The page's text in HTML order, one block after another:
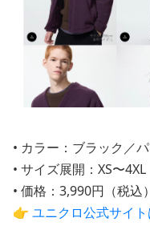
• カラー：ブラック／
• サイズ展開：XS〜4XL
• 価格：3,990円（税込）
👉 ユニクロ公式サイ